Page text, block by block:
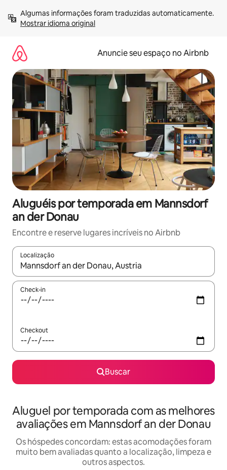
para
Mostrar idioma original
Anuncie seu espaço no Airbnb
Aluguéis por temporada em Mannsdorf
an der Donau
Encontre e reserve lugares incríveis no Airbnb
Localização
Quando os resultados estiverem disponíveis, explore-os
Check-in
Checkout
Buscar
Aluguel por temporada com as melhores
avaliações em Mannsdorf an der Donau
Os hóspedes concordam: estas acomodações foram
muito bem avaliadas quanto a localização, limpeza e
outros aspectos.